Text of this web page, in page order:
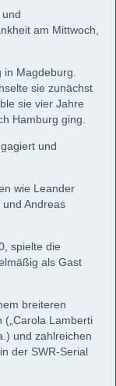
am Mittwoch,
Magdeburg.
sie zunächst
sie vier Jahre
Hamburg ging.
und
wie Leander
Andreas
spielte die
als Gast
breiteren
(„Carola Lamberti
und zahlreichen
der SWR-Serial